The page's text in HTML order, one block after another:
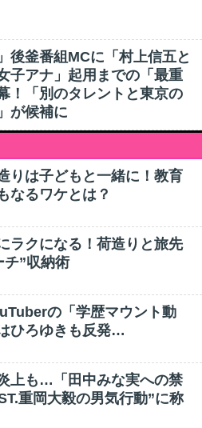
後釜番組MCに「村上信五と
子アナ」起用までの「最重
！「別のタレントと東京の
が候補に
りは子どもと一緒に！教育
なるワケとは？
ラクになる！荷造りと旅先
チ”収納術
の「学歴マウント動
ひろゆきも反発…
上も…「田中みな実への禁
重岡大毅の男気行動”に称